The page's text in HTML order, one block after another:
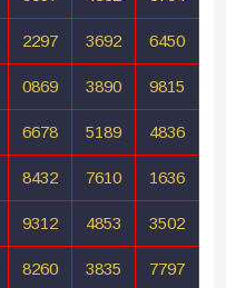
2297 3692 6450
0869 3890 9815
6678 5189 4836
8432 7610 1636
9312 4853 3502
8260 3835 7797